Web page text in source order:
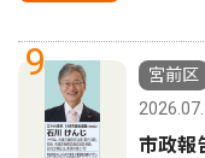
9
宮前区
市政報